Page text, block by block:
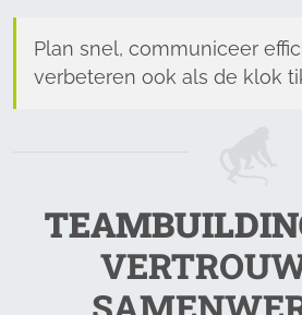
Plan snel, communiceer
verbeteren ook als de klok